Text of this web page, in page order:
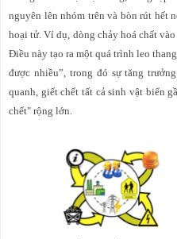
nguyên lên nhóm trên và bòn rút hết
hoại tử. Ví dụ, dòng chảy hoá chất
Điều này tạo ra một quá trình leo
được nhiều”, trong đó sự tăng
quanh, giết chết tất cả sinh vật biển
chết" rộng lớn.